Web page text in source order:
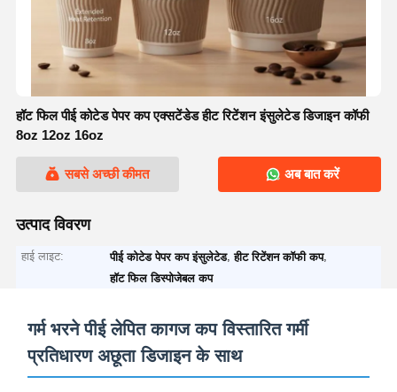
हॉट फिल पीई कोटेड पेपर कप एक्सटेंडेड हीट रिटेंशन इंसुलेटेड डिजाइन कॉफी
8oz 12oz 16oz
सबसे अच्छी कीमत अब बात करें
उत्पाद विवरण
हाई लाइट: पीई कोटेड पेपर कप इंसुलेटेड,हीट रिटेंशन कॉफी कप,
हॉट फिल डिस्पोजेबल कप
गर्म भरने पीई लेपित कागज कप विस्तारित गर्मी
प्रतिधारण अछूता डिजाइन के साथ